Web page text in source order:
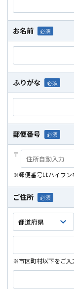
お名前
ふりがな
郵便番号
〒
※郵便番号はハイフン
ご住所
※市区町村以下をご入